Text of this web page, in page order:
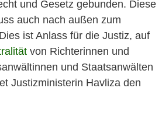
und Gesetz gebunden. Diese
auch nach außen zum
ist Anlass für die Justiz, auf
von Richterinnen und
und Staatsanwälten
Justizministerin Havliza den